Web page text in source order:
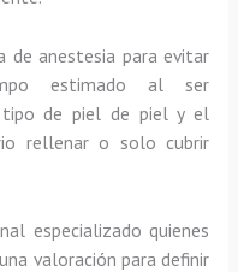
de anestesia para evitar
estimado al ser
tipo de piel de piel y el
rellenar o solo cubrir
especializado quienes
valoración para definir